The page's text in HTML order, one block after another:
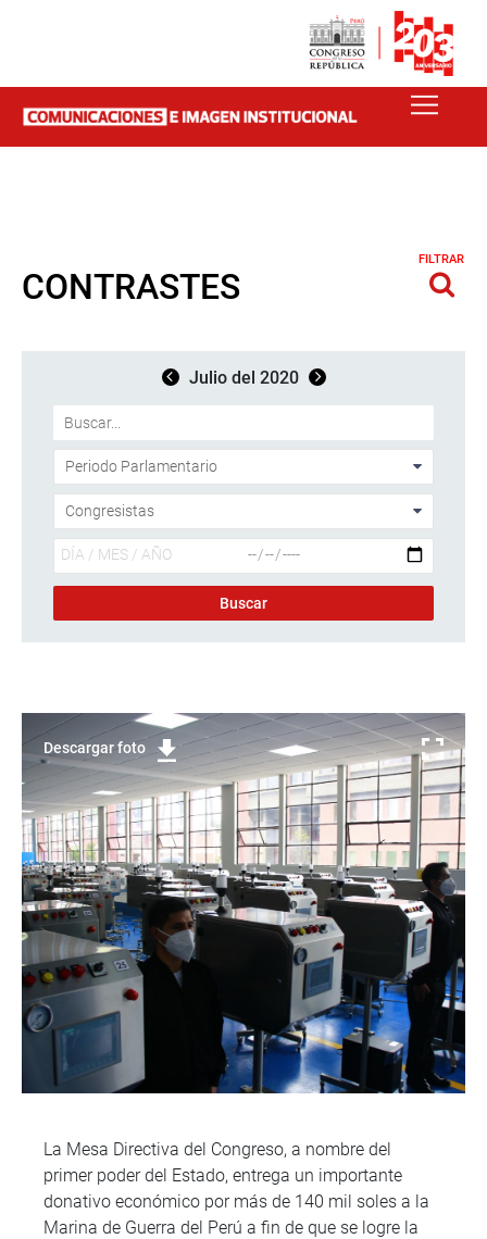
CONTRASTES
FILTRAR
Julio del 2020
Descargar foto
La Mesa Directiva del Congreso, a nombre del
primer poder del Estado, entrega un importante
donativo económico por más de 140 mil soles a la
Marina de Guerra del Perú a fin de que se logre la